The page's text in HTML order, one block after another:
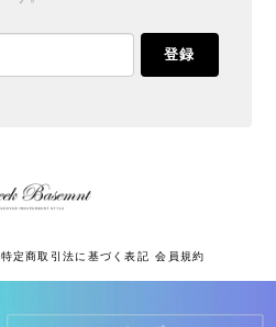
登録
特定商取引法に基づく表記 会員規約